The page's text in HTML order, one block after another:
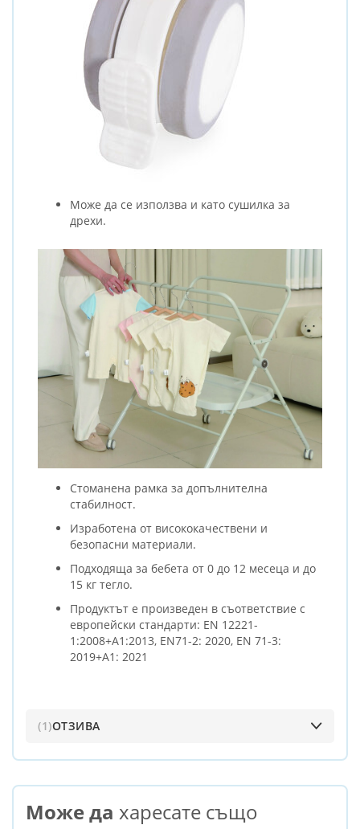
Може да се използва и като сушилка за
дрехи.
Стоманена рамка за допълнителна
стабилност.
Изработена от висококачествени и
безопасни материали.
Подходяща за бебета от 0 до 12 месеца и до
15 кг тегло.
Продуктът е произведен в съответствие с
европейски стандарти: EN 12221-
1:2008+A1:2013, EN71-2: 2020, EN 71-3:
2019+A1: 2021
1 ОТЗИВА
Може да харесате също